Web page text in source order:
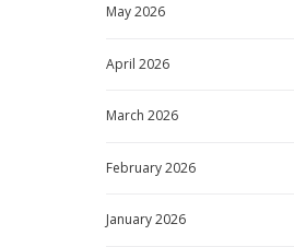
May2026
April 2026
March 2026
February2026
January2026